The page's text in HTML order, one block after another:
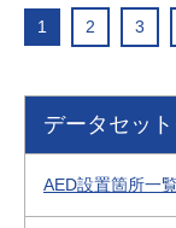
1 2 3
データセッ
AED設置箇所一